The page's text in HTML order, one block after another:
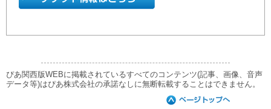
ぴあ関西版WEBに掲載されているすべてのコンテンツ(記事、画像、音声
データ等)はぴあ株式会社の承諾なしに無断転載することはできません。